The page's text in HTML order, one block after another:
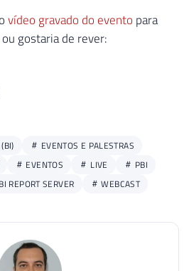
vídeo gravado do evento para
gostaria de rever:
EVENTOS E PALESTRAS
EVENTOS LIVE
PBI
REPORT SERVER WEBCAST